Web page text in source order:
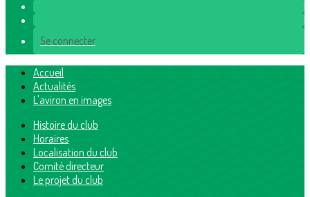
Se connecter
Accueil
Actualités
L'aviron en images
Histoire du club
Horaires
Localisation du club
Comité directeur
Le projet du club